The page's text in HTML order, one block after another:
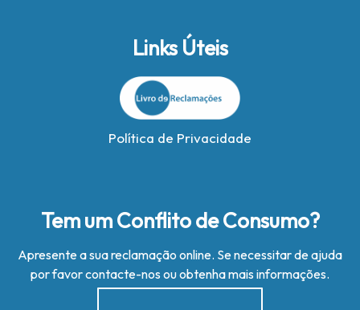
Links Úteis
Política de Privacidade
Tem um Conflito de Consumo?
Apresente a sua reclamação online. Se necessitar de ajuda
por favor contacte-nos ou obtenha mais informações.